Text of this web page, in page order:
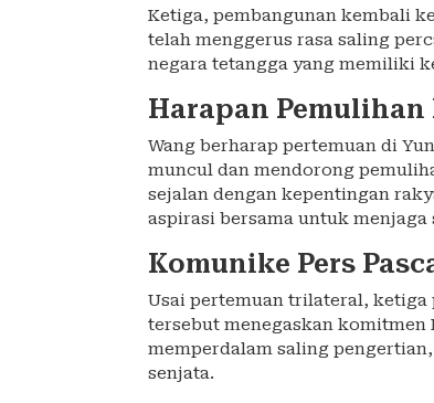
Ketiga, pembangunan kembali
telah menggerus rasa saling
negara tetangga yang memiliki
Harapan
Wang berharap pertemuan di
muncul dan mendorong
sejalan dengan kepentingan
aspirasi bersama untuk menjaga
Komunike Pers
Usai pertemuan trilateral,
tersebut menegaskan
memperdalam saling
senjata.